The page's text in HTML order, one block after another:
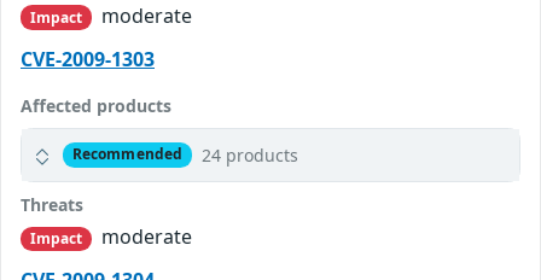
Impact
moderate
CVE-2009-1303
Affected products
Recommended 24 products
Threats
Impact
moderate